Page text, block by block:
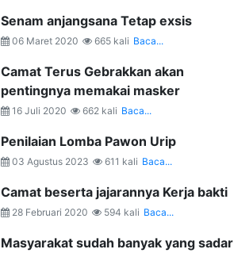
Senam anjangsana Tetap exsis
06 Maret 2020 665 kali Baca...
Camat Terus Gebrakkan akan
pentingnya memakai masker
16 Juli 2020 662 kali Baca...
Penilaian Lomba Pawon Urip
03 Agustus 2023 611 kali Baca...
Camat beserta jajarannya Kerja bakti
28 Februari 2020 594 kali Baca...
Masyarakat sudah banyak yang sadar